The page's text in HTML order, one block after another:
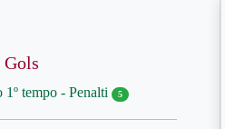
Gols
tempo - Penalti 5